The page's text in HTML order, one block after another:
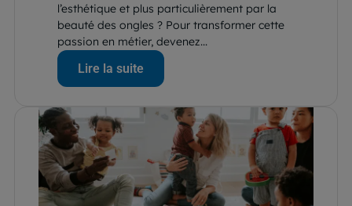
l’esthétique et plus particulièrement par la
beauté des ongles ? Pour transformer cette
passion en métier, devenez...
Lire la suite